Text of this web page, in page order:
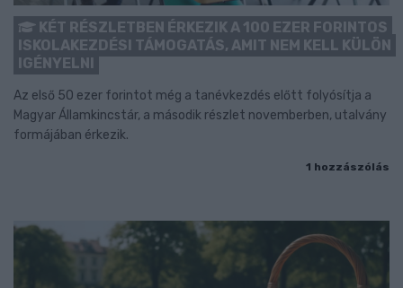
KÉT RÉSZLETBEN ÉRKEZIK A 100 EZER FORINTOS
ISKOLAKEZDÉSI TÁMOGATÁS, AMIT NEM KELL KÜLÖN
IGÉNYELNI
Az első 50 ezer forintot még a tanévkezdés előtt folyósítja a
Magyar Államkincstár, a második részlet novemberben, utalvány
formájában érkezik.
1 hozzászólás